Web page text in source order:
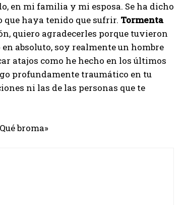
en mi familia y mi esposa. Se ha dicho
que haya tenido que sufrir. Tormenta
quiero agradecerles porque tuvieron
absoluto, soy realmente un hombre
atajos como he hecho en los últimos
profundamente traumático en tu
ni las de las personas que te
broma»